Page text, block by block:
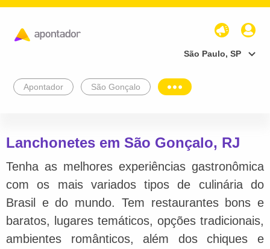
São Paulo, SP
Apontador São Gonçalo
Lanchonetes em São Gonçalo, RJ
Tenha as melhores experiências gastronômica
com os mais variados tipos de culinária do
Brasil e do mundo. Tem restaurantes bons e
baratos, lugares temáticos, opções tradicionais,
ambientes românticos, além dos chiques e